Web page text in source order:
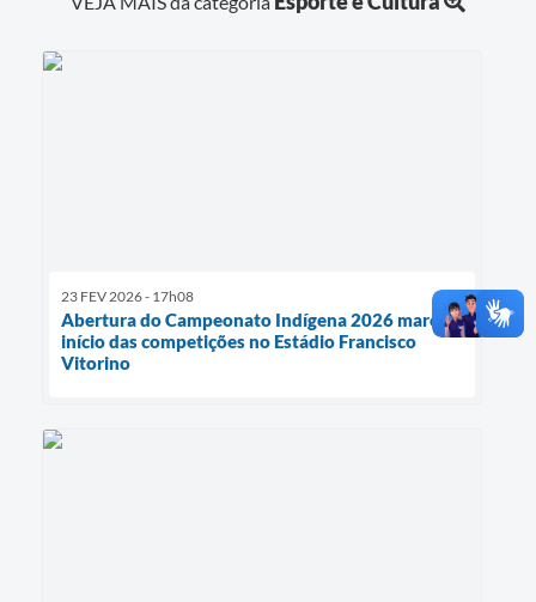
23 FEV 2026 - 17h08
Abertura do Campeonato Indígena 2026 marca
início das competições no Estádio Francisco
Vitorino